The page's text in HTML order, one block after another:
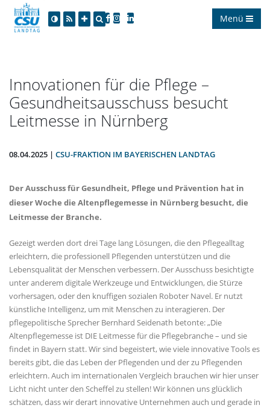
Menü
Innovationen für die Pflege –
Gesundheitsausschuss besucht
Leitmesse in Nürnberg
08.04.2025 | CSU-FRAKTION IM BAYERISCHEN LANDTAG
Der Ausschuss für Gesundheit, Pflege und Prävention hat in
dieser Woche die Altenpflegemesse in Nürnberg besucht, die
Leitmesse der Branche.
Gezeigt werden dort drei Tage lang Lösungen, die den Pflegealltag
erleichtern, die professionell Pflegenden unterstützen und die
Lebensqualität der Menschen verbessern. Der Ausschuss besichtigte
unter anderem digitale Werkzeuge und Entwicklungen, die Stürze
vorhersagen, oder den knuffigen sozialen Roboter Navel. Er nutzt
künstliche Intelligenz, um mit Menschen zu interagieren. Der
pflegepolitische Sprecher Bernhard Seidenath betonte: „Die
Altenpflegemesse ist DIE Leitmesse für die Pflegebranche – und sie
findet in Bayern statt. Wir sind begeistert, wie viele innovative Tools es
bereits gibt, die das Leben der Pflegenden und der zu Pflegenden
erleichtern. Auch im internationalen Vergleich brauchen wir hier unser
Licht nicht unter den Scheffel zu stellen! Wir können uns glücklich
schätzen, dass wir derart innovative Unternehmen auch und gerade in